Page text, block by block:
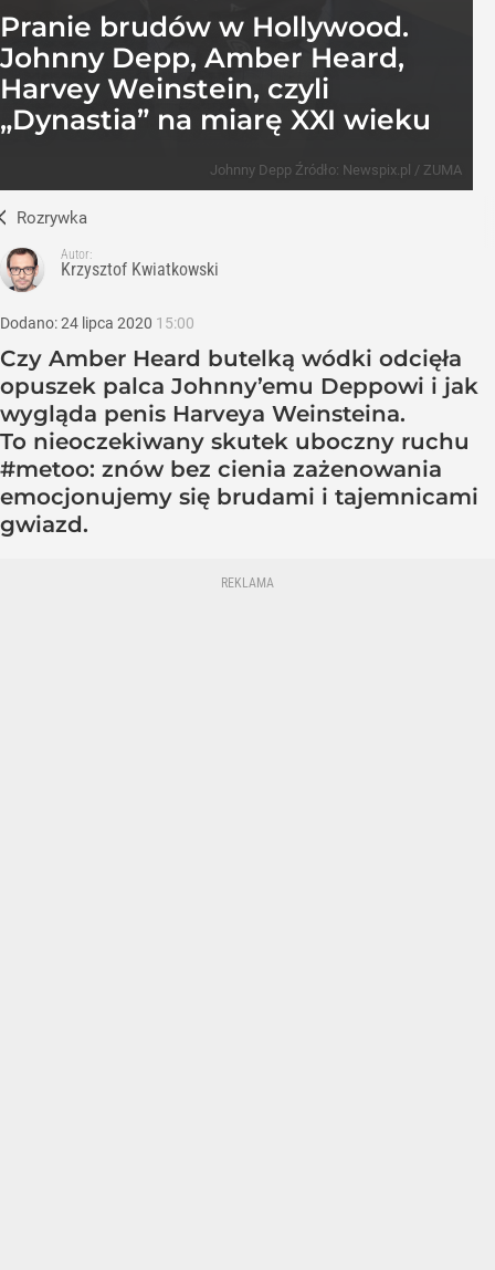
Pranie brudów w Hollywood.
Johnny Depp, Amber Heard,
Harvey Weinstein, czyli
„Dynastia” na miarę XXI wieku
Johnny Depp Źródło: Newspix.pl / ZUMA
Rozrywka
Autor:
Krzysztof Kwiatkowski
Dodano:24 lipca 2020 15:00
Czy Amber Heard butelką wódki odcięła
opuszek palca Johnny’emu Deppowi i jak
wygląda penis Harveya Weinsteina.
To nieoczekiwany skutek uboczny ruchu
#metoo: znów bez cienia zażenowania
emocjonujemy się brudami i tajemnicami
gwiazd.